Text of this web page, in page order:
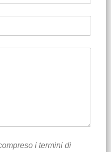
i termini di